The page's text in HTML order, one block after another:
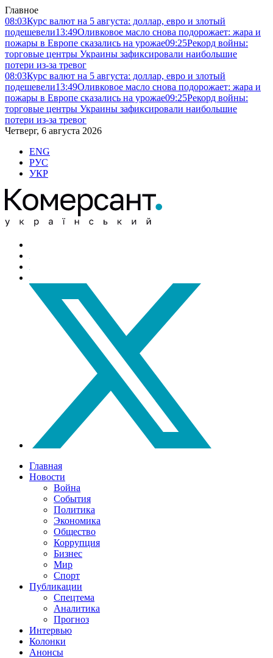
Главное
08:03Курс валют на 5 августа: доллар, евро и злотый
подешевели13:49Оливковое масло снова подорожает: жара и
пожары в Европе сказались на урожае09:25Рекорд войны:
торговые центры Украины зафиксировали наибольшие
потери из-за тревог
08:03Курс валют на 5 августа: доллар, евро и злотый
подешевели13:49Оливковое масло снова подорожает: жара и
пожары в Европе сказались на урожае09:25Рекорд войны:
торговые центры Украины зафиксировали наибольшие
потери из-за тревог
Четверг, 6 августа 2026
ENG
РУС
УКР
Главная
Новости
Война
События
Политика
Экономика
Общество
Коррупция
Бизнес
Мир
Спорт
Публикации
Спецтема
Аналитика
Прогноз
Интервью
Колонки
Анонсы